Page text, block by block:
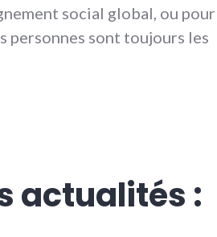
social global, ou pour
personnes sont toujours les
actualités :